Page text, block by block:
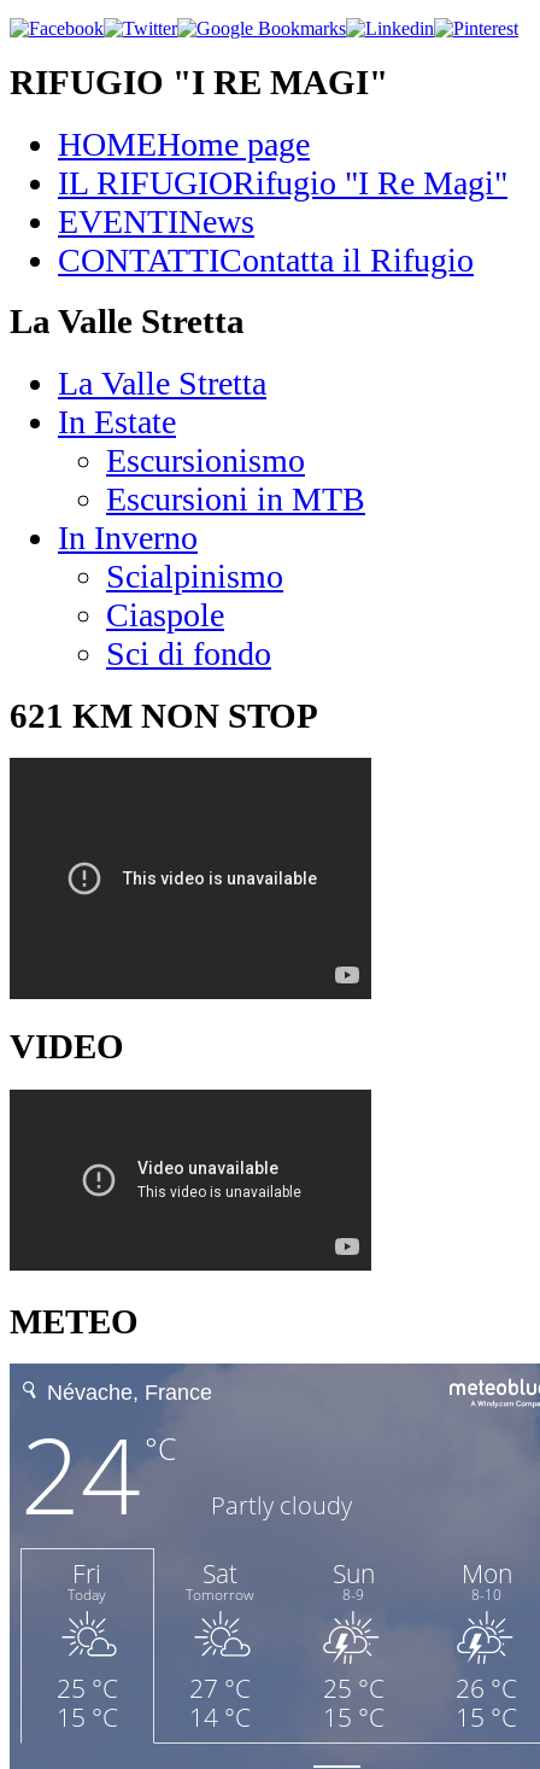
RIFUGIO "I RE MAGI"
HOMEHome page
IL RIFUGIORifugio "I Re Magi"
EVENTINews
CONTATTIContatta il Rifugio
La Valle Stretta
La Valle Stretta
In Estate
Escursionismo
Escursioni in MTB
In Inverno
Scialpinismo
Ciaspole
Sci di fondo
621 KM NON STOP
VIDEO
METEO